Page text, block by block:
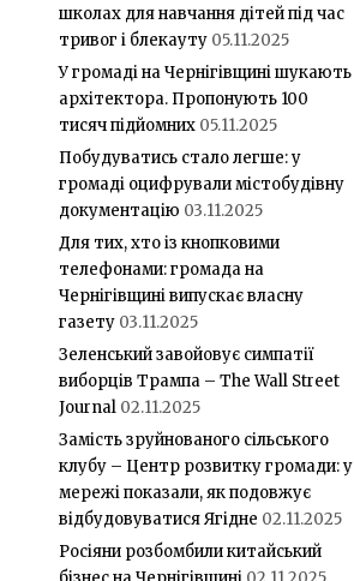
школах для навчання дітей під час
тривог і блекауту 05.11.2025
У громаді на Чернігівщині шукають
архітектора. Пропонують 100
тисяч підйомних 05.11.2025
Побудуватись стало легше: у
громаді оцифрували містобудівну
документацію 03.11.2025
Для тих, хто із кнопковими
телефонами: громада на
Чернігівщині випускає власну
газету 03.11.2025
Зеленський завойовує симпатії
виборців Трампа – The Wall Street
Journal 02.11.2025
Замість зруйнованого сільського
клубу – Центр розвитку громади: у
мережі показали, як подовжує
відбудовуватися Ягідне 02.11.2025
Росіяни розбомбили китайський